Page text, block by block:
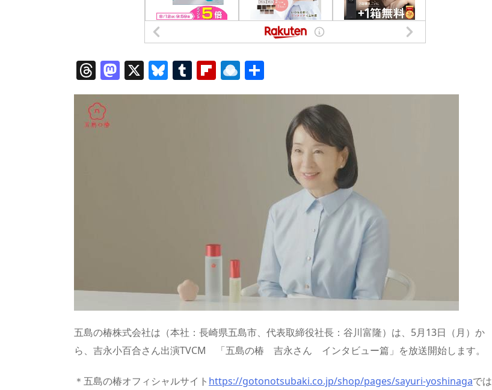
T
h
re
a
M
a
X Bl
u
T
u
Fl
ip
R
ai 有
五島の椿株式会社は（本社：長崎県五島市、代表取締役社長：谷川富隆）は、5月13日（月）か
ら、吉永小百合さん出演TVCM 「五島の椿 吉永さん インタビュー篇」を放送開始します。
＊五島の椿オフィシャルサイト https://gotonotsubaki.co.jp/shop/pages/sayuri-yoshinagaでは